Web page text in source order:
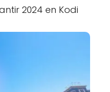
2024 en Kodi